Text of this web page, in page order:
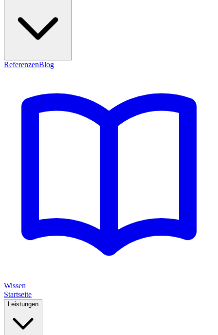
ReferenzenBlog
Wissen
Startseite
Leistungen